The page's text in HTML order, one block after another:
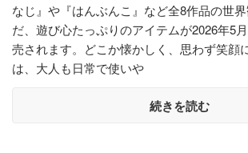
なじ』や『はんぶんこ』など全8作品の世
だ、遊び心たっぷりのアイテムが2026年5
売されます。どこか懐かしく、思わず笑顔
は、大人も日常で使いや
続きを読む